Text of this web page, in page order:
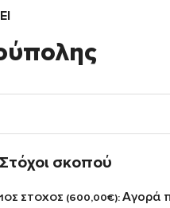
Στόχοι σκοπού
1ΟΣ ΣΤΟΧΟΣ (600,00€):Αγορά